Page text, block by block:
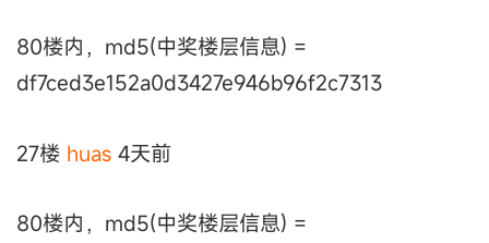
80楼内，md5(中奖楼层信息) =
df7ced3e152a0d3427e946b96f2c7313
27楼 huas 4天前
80楼内，md5(中奖楼层信息) =